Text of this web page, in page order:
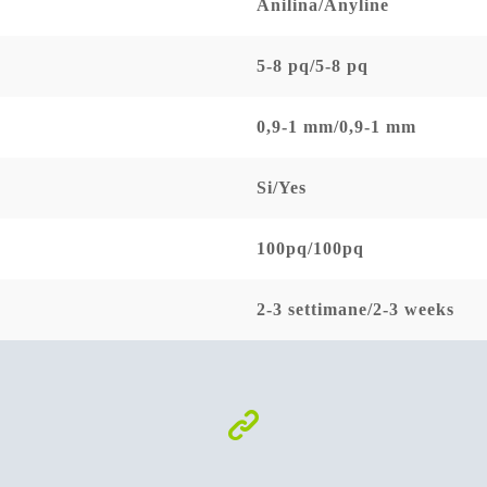
Anilina/Anyline
5-8 pq/5-8 pq
0,9-1 mm/0,9-1 mm
Si/Yes
100pq/100pq
2-3 settimane/2-3 weeks